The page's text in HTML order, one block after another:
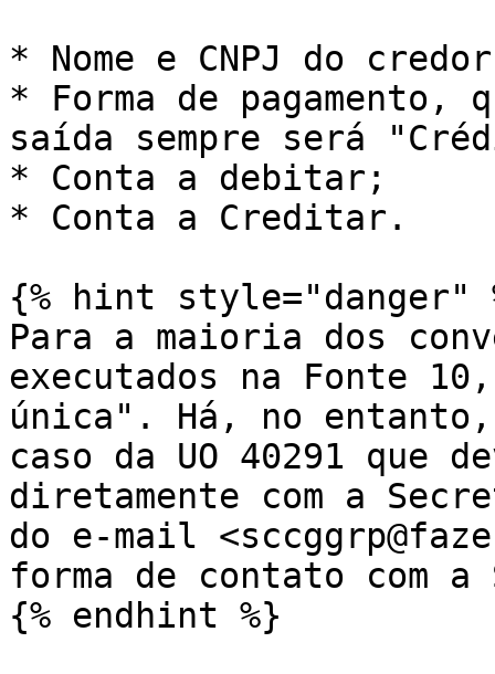
* Nome e CNPJ do
* Forma de pagamento,
saída sempre será
* Conta a debitar;
* Conta a Creditar.
{% hint style="danger"
Para a maioria dos
executados na Fonte
única". Há, no entanto,
caso da UO 40291 que
diretamente com a
do e-mail
forma de contato com a
{% endhint %}